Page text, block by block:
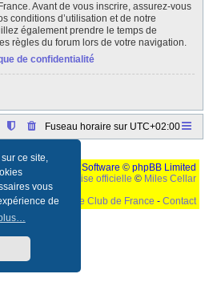
ce site,
vous
de
Avant de vous inscrire, assurez-vous
conditions d’utilisation et de notre
également prendre le temps de
règles du forum lors de votre navigation.
de confidentialité
Fuseau horaire sur UTC+02:00
phpBB
® Forum Software © phpBB Limited
Traduction française officielle © Miles Cellar
©Le Frégate Club de France - Contact
pour but que forcer l'elargissement de la div page...
navigateur" faut bien trouver des paliatifs !